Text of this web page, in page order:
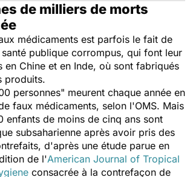
de milliers de morts
médicaments est parfois le fait de
publique corrompus, qui font leur
en Chine et en Inde, où sont fabriqués
produits.
personnes" meurent chaque année en
faux médicaments, selon l'OMS. Mais
enfants de moins de cinq ans sont
subsaharienne après avoir pris des
d'après une étude parue en
de l'American Journal of Tropical
consacrée à la contrefaçon de